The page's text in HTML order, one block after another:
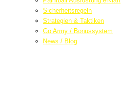
Sicherheitsregeln
Strategien & Taktiken
Go Army / Bonussystem
News / Blog